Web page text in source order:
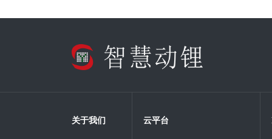
关于我们 云平台